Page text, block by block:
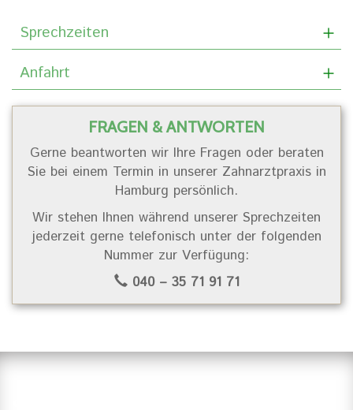
Sprechzeiten
Anfahrt
FRAGEN & ANTWORTEN
Gerne beantworten wir Ihre Fragen oder beraten
Sie bei einem Termin in unserer Zahnarztpraxis in
Hamburg persönlich.
Wir stehen Ihnen während unserer Sprechzeiten
jederzeit gerne telefonisch unter der folgenden
Nummer zur Verfügung:
040 – 35 71 91 71